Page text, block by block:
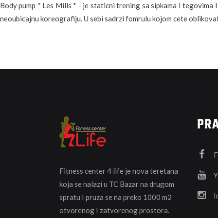
Body pump * Les Mills * - je staticni trening sa sipkama I
neoubicajnu koreografiju. U sebi sadrzi fomrulu kojom cete
Fitness center 4 life je nova teretana
koja se nalazi u TC Bazar na drugom
spratu I pruza se na preko 1000 m2
otvorenog I zatvorenog prostora.